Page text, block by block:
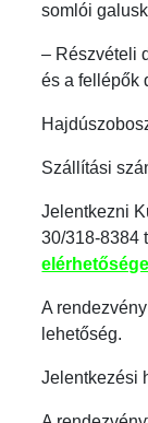
somlói
– Részvételi
és a fellépők
Szállítási
Jelentkezni
30/318-8384
A
lehetőség.
Jelentkezési